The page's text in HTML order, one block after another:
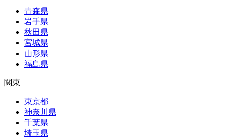
青森県
岩手県
秋田県
宮城県
山形県
福島県
関東
東京都
神奈川県
千葉県
埼玉県